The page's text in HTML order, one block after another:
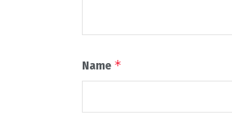
Name *